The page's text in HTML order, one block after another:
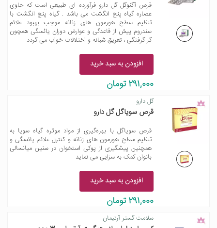
قرص آگنوگل گل دارو فرآورده ای طبیعی است که حاوی
عصاره گیاه پنج انگشت می باشد . گیاه پنچ انگشت با
تنظیم سطح هورمون های زنانه موجب بهبود علائم
سندروم پیش از قاعدگی و عوارض دوران یائسگی همچون
گر گرفتگی ، تعریق شبانه و اختلالات خواب می گردد
افزودن به سبد خرید
291,000 تومان
گل دارو
قرص سویاگل گل دارو
قرص سویاگل با بهره‌گیری از مواد موثره گیاه سویا به
تنظیم سطح هورمون های زنانه و کنترل علائم یائسگی و
همچنین پیشگیری از پوکی استخوان در سنین میانسالی
بانوان کمک به سزایی می نماید
افزودن به سبد خرید
291,000 تومان
سلامت گستر آرتیمان